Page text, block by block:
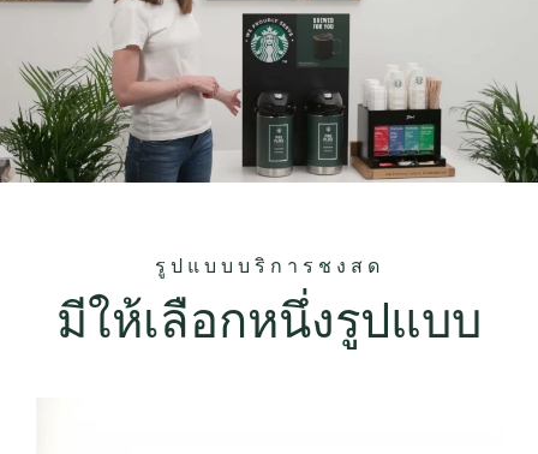
รูปแบบบริการชงสด
มีให้เลือกหนึ่งรูปแบบ